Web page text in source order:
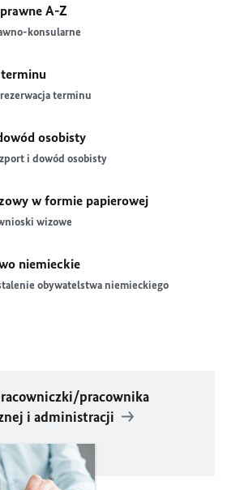
A-Z
konsularne
terminu
osobisty
i dowód osobisty
w formie papierowej
wizowe
niemieckie
obywatelstwa niemieckiego
pracownika
i administracji